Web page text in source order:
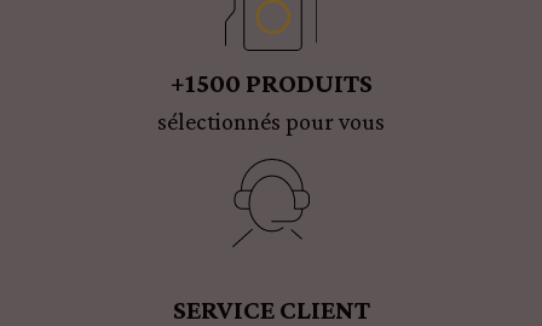
+1500 PRODUITS
sélectionnés pour vous
SERVICE CLIENT